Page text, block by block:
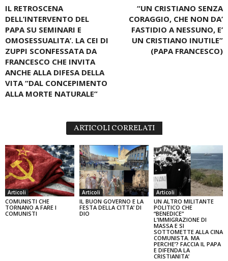
IL RETROSCENA
DELL’INTERVENTO DEL
PAPA SU SEMINARI E
OMOSESSUALITA’. LA CEI DI
ZUPPI SCONFESSATA DA
FRANCESCO CHE INVITA
ANCHE ALLA DIFESA DELLA
VITA “DAL CONCEPIMENTO
ALLA MORTE NATURALE”
“UN CRISTIANO SENZA
CORAGGIO, CHE NON DA’
FASTIDIO A NESSUNO, E’
UN CRISTIANO INUTILE”
(PAPA FRANCESCO)
ARTICOLI CORRELATI
Articoli
COMUNISTI CHE
TORNANO A FARE I
COMUNISTI
Articoli
IL BUON GOVERNO E LA
FESTA DELLA CITTA’ DI
DIO
Articoli
UN ALTRO MILITANTE
POLITICO CHE
“BENEDICE”
L’IMMIGRAZIONE DI
MASSA E SI
SOTTOMETTE ALLA CINA
COMUNISTA. MA
PERCHE’? FACCIA IL PAPA
E DIFENDA LA
CRISTIANITA’